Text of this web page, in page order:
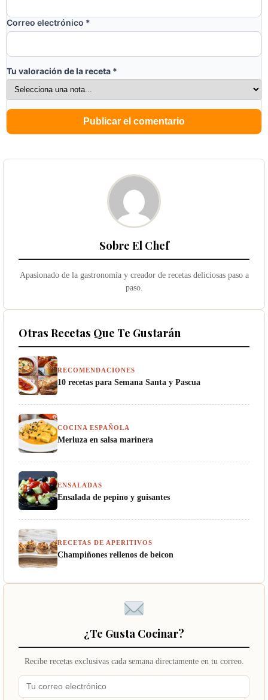
Correo electrónico *
Tu valoración de la receta *
Sobre El Chef
Apasionado de la gastronomía y creador de recetas deliciosas paso a
paso.
Otras Recetas Que Te Gustarán
RECOMENDACIONES
10 recetas para Semana Santa y Pascua
COCINA ESPAÑOLA
Merluza en salsa marinera
ENSALADAS
Ensalada de pepino y guisantes
RECETAS DE APERITIVOS
Champiñones rellenos de beicon
¿Te Gusta Cocinar?
Recibe recetas exclusivas cada semana directamente en tu correo.